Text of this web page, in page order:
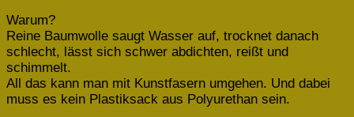
Warum?
Reine Baumwolle saugt Wasser auf, trocknet danach
schlecht, lässt sich schwer abdichten, reißt und
schimmelt.
All das kann man mit Kunstfasern umgehen. Und dabei
muss es kein Plastiksack aus Polyurethan sein.